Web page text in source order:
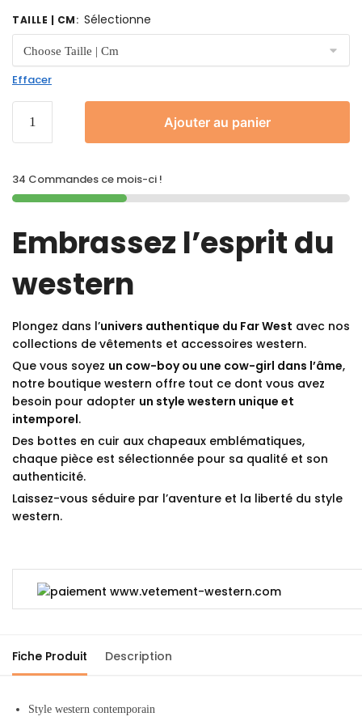
TAILLE | CM: Sélectionne
Effacer
Ajouter au panier
34 Commandes ce mois-ci !
Embrassez l’esprit du
western
Plongez dans l’univers authentique du Far West avec nos
collections de vêtements et accessoires western.
Que vous soyez un cow-boy ou une cow-girl dans l’âme,
notre boutique western offre tout ce dont vous avez
besoin pour adopter un style western unique et
intemporel.
Des bottes en cuir aux chapeaux emblématiques,
chaque pièce est sélectionnée pour sa qualité et son
authenticité.
Laissez-vous séduire par l’aventure et la liberté du style
western.
Fiche Produit Description
Style western contemporain